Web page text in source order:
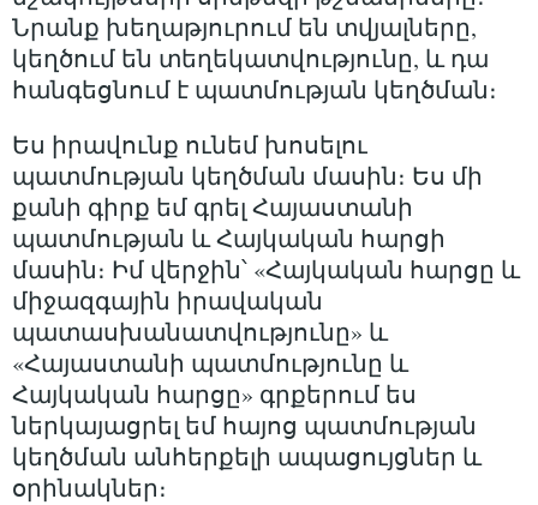
Նրանք խեղաթյուրում են տվյալները,
կեղծում են տեղեկատվությունը, և դա
հանգեցնում է պատմության կեղծման։
Ես իրավունք ունեմ խոսելու
պատմության կեղծման մասին։ Ես մի
քանի գիրք եմ գրել Հայաստանի
պատմության և Հայկական հարցի
մասին։ Իմ վերջին՝ «Հայկական հարցը և
միջազգային իրավական
պատասխանատվությունը» և
«Հայաստանի պատմությունը և
Հայկական հարցը» գրքերում ես
ներկայացրել եմ հայոց պատմության
կեղծման անհերքելի ապացույցներ և
օրինակներ։